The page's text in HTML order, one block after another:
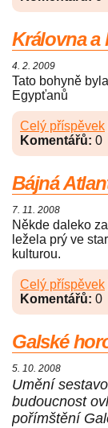
Královna a
4. 2. 2009
Tato bohyně
Egypťanů
Celý příspěvek
Komentářů: 0
Bájná
7. 11. 2008
Někde daleko
ležela prý ve
kulturou.
Celý příspěvek
Komentářů: 0
Galské
5. 10. 2008
Umění
budoucnost
pořímštění